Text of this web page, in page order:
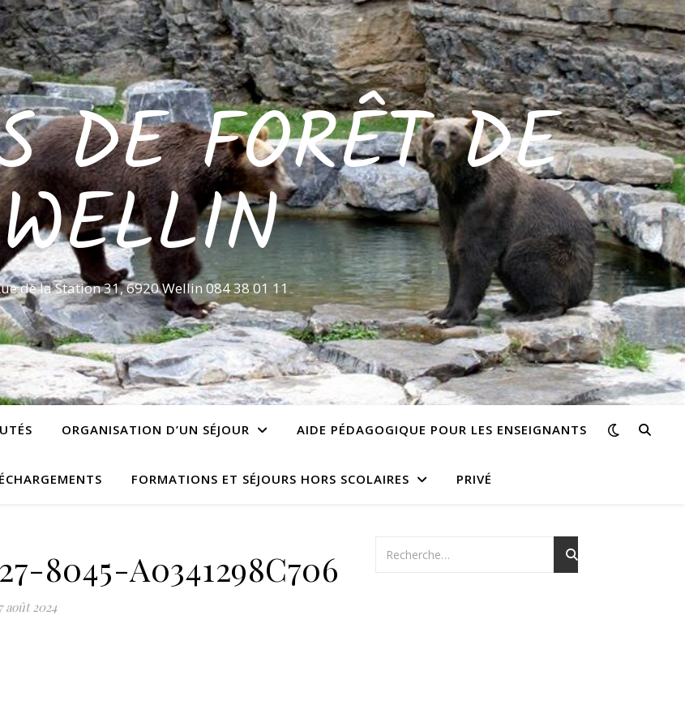
DE FORÊT DE
WELLIN
de la Station 31, 6920 Wellin 084 38 01 11
ORGANISATION D’UN SÉJOUR AIDE PÉDAGOGIQUE POUR LES ENSEIGNANTS
FORMATIONS ET SÉJOURS HORS SCOLAIRES PRIVÉ
8045-A0341298C706
août 2024